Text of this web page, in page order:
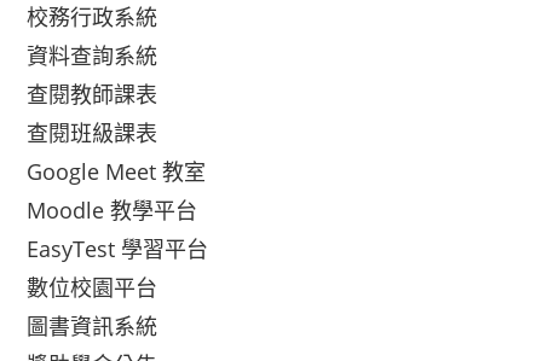
校務行政系統
資料查詢系統
查閱教師課表
查閱班級課表
Google Meet 教室
Moodle 教學平台
EasyTest 學習平台
數位校園平台
圖書資訊系統